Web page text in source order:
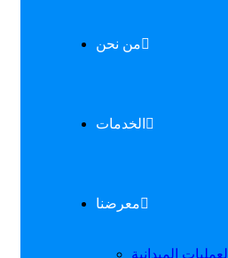
من نحن
الخدمات
معرضنا
العمليات الميدانية